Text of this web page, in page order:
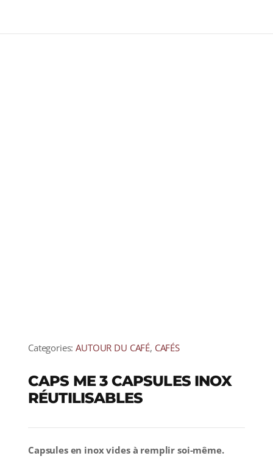
SPIRITUEUX
Categories:AUTOUR DU CAFÉ, CAFÉS
CAPS ME 3 CAPSULES INOX
RÉUTILISABLES
Capsules en inox vides à remplir soi-même.